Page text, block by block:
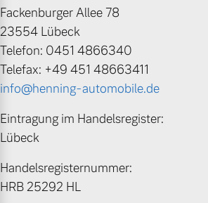
Aktuelle Zubehörangebote
Gebrauchtwagen
Aktuelle Zubehörangebote
Über uns
Unser Team
Fackenburger Allee 78
23554 Lübeck
Telefon: 0451 4866340
Telefax: +49 451 48663411
info@henning-automobile.de
Eintragung im Handelsregister:
Lübeck
Handelsregisternummer:
HRB 25292 HL